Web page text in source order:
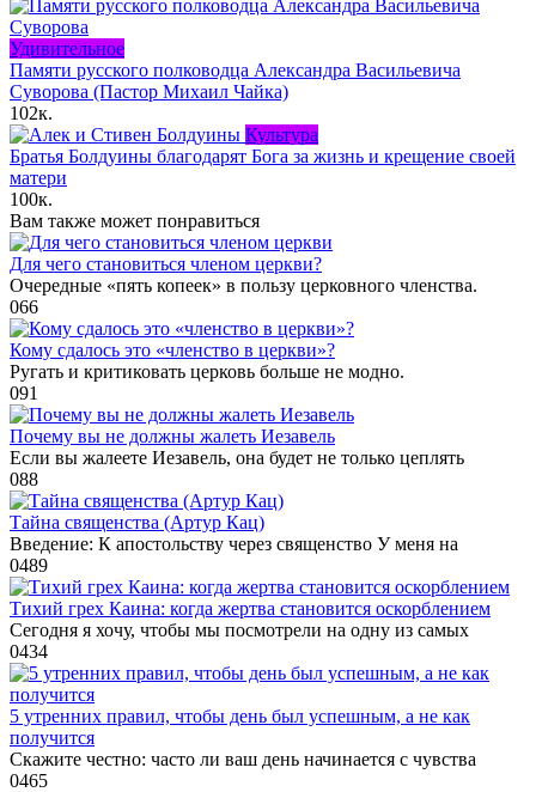
Удивительное
Памяти русского полководца Александра Васильевича
Суворова (Пастор Михаил Чайка)
102к.
Культура
Братья Болдуины благодарят Бога за жизнь и крещение своей
матери
100к.
Вам также может понравиться
Для чего становиться членом церкви?
Очередные «пять копеек» в пользу церковного членства.
066
Кому сдалось это «членство в церкви»?
Ругать и критиковать церковь больше не модно.
091
Почему вы не должны жалеть Иезавель
Если вы жалеете Иезавель, она будет не только цеплять
088
Тайна священства (Артур Кац)
Введение: К апостольству через священство У меня на
0489
Тихий грех Каина: когда жертва становится оскорблением
Сегодня я хочу, чтобы мы посмотрели на одну из самых
0434
5 утренних правил, чтобы день был успешным, а не как
получится
Скажите честно: часто ли ваш день начинается с чувства
0465